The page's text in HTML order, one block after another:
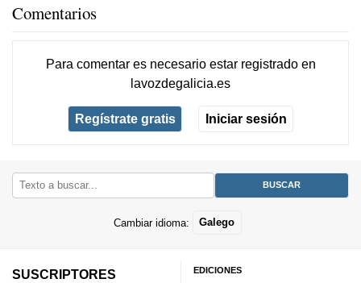
Comentarios
Para comentar es necesario estar registradoen
lavozdegalicia.es
Regístrate gratis Iniciar sesión
Cambiar idioma: Galego
SUSCRIPTORES
EDICIONES